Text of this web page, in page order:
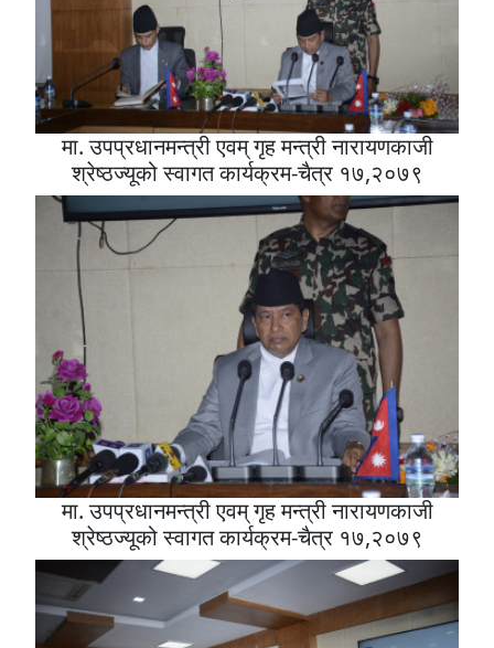
मा. उपप्रधानमन्त्री एवम् गृह मन्त्री नारायणकाजी
श्रेष्ठज्यूको स्वागत कार्यक्रम-चैत्र १७,२०७९
मा. उपप्रधानमन्त्री एवम् गृह मन्त्री नारायणकाजी
श्रेष्ठज्यूको स्वागत कार्यक्रम-चैत्र १७,२०७९